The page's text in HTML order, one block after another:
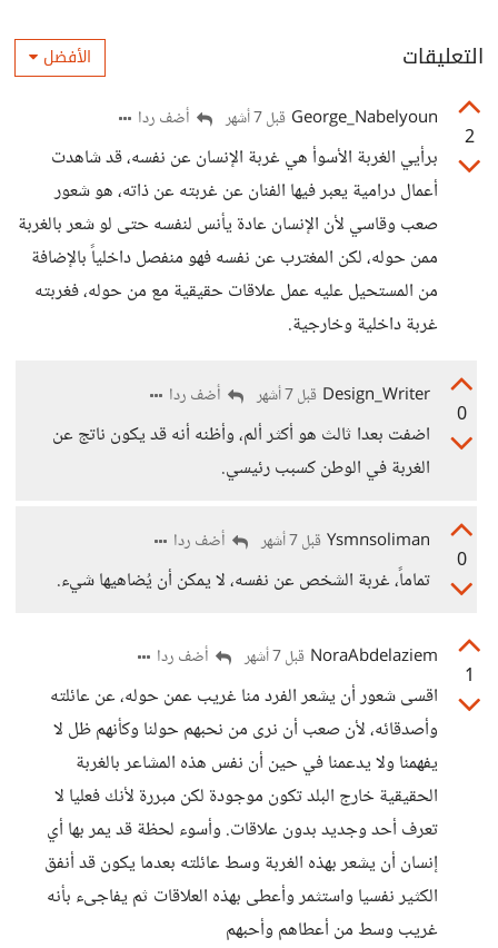
التعليقات الأفضل
2
George_Nabelyoun قبل 7 أشهر أضف ردا
برأيي الغربة الأسوأ هي غربة الإنسان عن نفسه، قد شاهدت
أعمال درامية يعبر فيها الفنان عن غربته عن ذاته، هو شعور
صعب وقاسي لأن الإنسان عادة يأنس لنفسه حتى لو شعر بالغربة
ممن حوله، لكن المغترب عن نفسه فهو منفصل داخلياً بالإضافة
من المستحيل عليه عمل علاقات حقيقية مع من حوله، فغربته
غربة داخلية وخارجية.
0
Design_Writer قبل 7 أشهر أضف ردا
اضفت بعدا ثالث هو أكثر ألم، وأظنه أنه قد يكون ناتج عن
الغربة في الوطن كسبب رئيسي.
0
Ysmnsoliman قبل 7 أشهر أضف ردا
تماماً، غربة الشخص عن نفسه، لا يمكن أن يُضاهيها شيء.
1
NoraAbdelaziem قبل 7 أشهر أضف ردا
اقسى شعور أن يشعر الفرد منا غريب عمن حوله، عن عائلته
وأصدقائه، لأن صعب أن نرى من نحبهم حولنا وكأنهم ظل لا
يفهمنا ولا يدعمنا في حين أن نفس هذه المشاعر بالغربة
الحقيقية خارج البلد تكون موجودة لكن مبررة لأنك فعليا لا
تعرف أحد وجديد بدون علاقات. وأسوء لحظة قد يمر بها أي
إنسان أن يشعر بهذه الغربة وسط عائلته بعدما يكون قد أنفق
الكثير نفسيا واستثمر وأعطى بهذه العلاقات ثم يفاجىء بأنه
غريب وسط من أعطاهم وأحبهم